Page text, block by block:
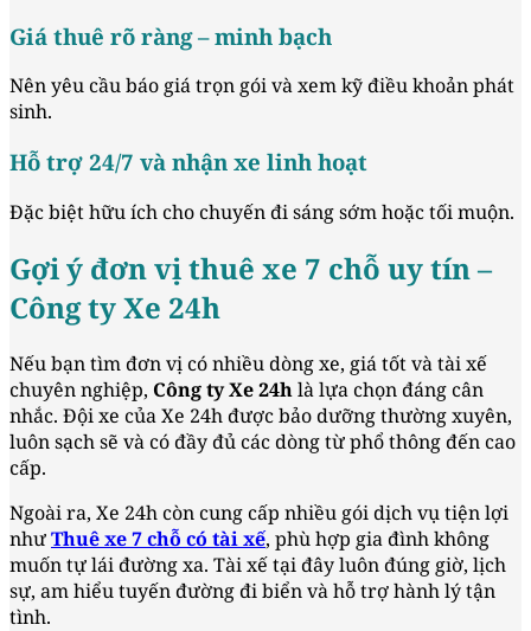
Giá thuê rõ ràng – minh bạch
Nên yêu cầu báo giá trọn gói và xem kỹ điều khoản phát
sinh.
Hỗ trợ 24/7 và nhận xe linh hoạt
Đặc biệt hữu ích cho chuyến đi sáng sớm hoặc tối muộn.
Gợi ý đơn vị thuê xe 7 chỗ uy tín –
Công ty Xe 24h
Nếu bạn tìm đơn vị có nhiều dòng xe, giá tốt và tài xế
chuyên nghiệp, Công ty Xe 24hlà lựa chọn đáng cân
nhắc. Đội xe của Xe 24h được bảo dưỡng thường xuyên,
luôn sạch sẽ và có đầy đủ các dòng từ phổ thông đến cao
cấp.
Ngoài ra, Xe 24h còn cung cấp nhiều gói dịch vụ tiện lợi
nhưThuê xe 7 chỗ có tài xế, phù hợp gia đình không
muốn tự lái đường xa. Tài xế tại đây luôn đúng giờ, lịch
sự, am hiểu tuyến đường đi biển và hỗ trợ hành lý tận
tình.